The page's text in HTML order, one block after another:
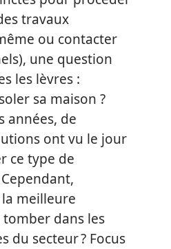
travaux
ou contacter
une question
les lèvres :
sa maison ?
années, de
ont vu le jour
ce type de
meilleure
dans les
du secteur ? Focus